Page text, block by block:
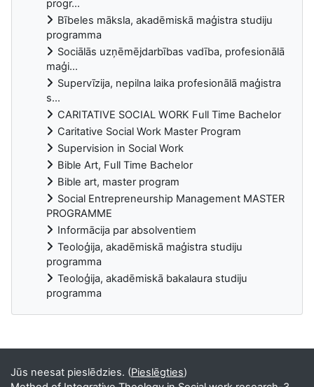
progr...
Bībeles māksla, akadēmiskā maģistra studiju
programma
Sociālās uzņēmējdarbības vadība, profesionālā
maģi...
Supervīzija, nepilna laika profesionālā maģistra
s...
CARITATIVE SOCIAL WORK Full Time Bachelor
Caritative Social Work Master Program
Supervision in Social Work
Bible Art, Full Time Bachelor
Bible art, master program
Social Entrepreneurship Management MASTER
PROGRAMME
Informācija par absolventiem
Teoloģija, akadēmiskā maģistra studiju
programma
Teoloģija, akadēmiskā bakalaura studiju
programma
Supplementary blocks
Jūs neesat pieslēdzies. (Pieslēgties)